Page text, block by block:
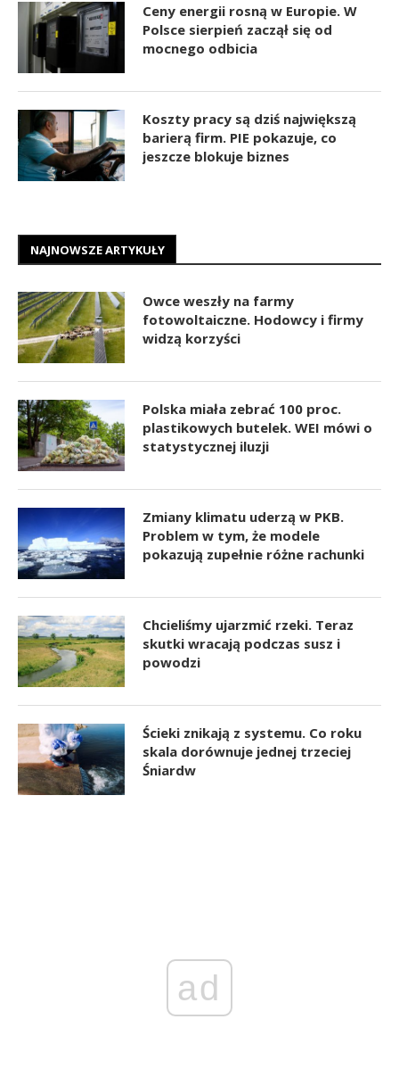
Ceny energii rosną w Europie. W
Polsce sierpień zaczął się od
mocnego odbicia
Koszty pracy są dziś największą
barierą firm. PIE pokazuje, co
jeszcze blokuje biznes
NAJNOWSZE ARTYKUŁY
Owce weszły na farmy
fotowoltaiczne. Hodowcy i firmy
widzą korzyści
Polska miała zebrać 100 proc.
plastikowych butelek. WEI mówi o
statystycznej iluzji
Zmiany klimatu uderzą w PKB.
Problem w tym, że modele
pokazują zupełnie różne rachunki
Chcieliśmy ujarzmić rzeki. Teraz
skutki wracają podczas susz i
powodzi
Ścieki znikają z systemu. Co roku
skala dorównuje jednej trzeciej
Śniardw
ad